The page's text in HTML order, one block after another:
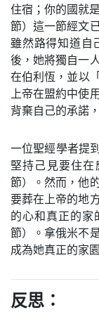
住宿；你的國就
節）這一節經文
雖然路得知道自
後，她將獨自一
在伯利恆，並以
上帝在盟約中使
背棄自己的承諾
一位聖經學者提
堅持己見要住在
節）。然而，他
要葬在上帝的地
的心和真正的
節）。拿俄米不
成為她真正的家
反思：